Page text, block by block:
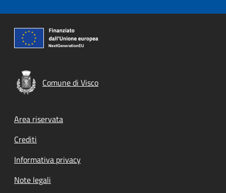
Comune di Visco
Footer menu
Area riservata
Crediti
Informativa privacy
Note legali